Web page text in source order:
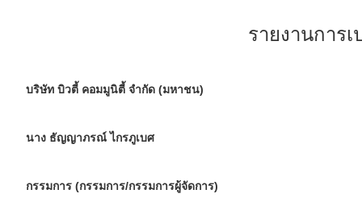
รายงานการ
บริษัท บิวตี้ คอมมูนิตี้ จำกัด (มหาชน)
นาง ธัญญาภรณ์ ไกรภูเบศ
กรรมการ (กรรมการ/กรรมการผู้จัดการ)